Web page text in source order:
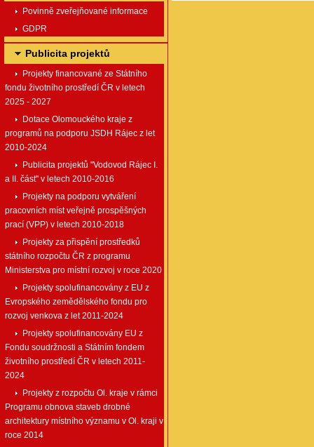
Povinně zveřejňované informace
GDPR
Publicita projektů
Projekty financované ze Státního
fondu životního prostředí ČR v letech
2025 - 2027
Dotace Olomouckého kraje z
programů na podporu JSDH Rájec z let
2010-2024
Publicita projektů "Vodovod Rájec I.
a II. část" v letech 2010-2016
Projekty na podporu vytváření
pracovních míst veřejně prospěšných
prací (VPP) v letech 2010-2018
Projekty za přispění prostředků
státního rozpočtu ČR z programu
Ministerstva pro místní rozvoj v roce 2020
Projekty spolufinancovány z EU z
Evropského zemědělského fondu pro
rozvoj venkova z let 2011-2024
Projekty spolufinancovány EU z
Fondu soudržnosti a Státním fondem
životního prostředí ČR v letech 2011-
2024
Projekty z rozpočtu Ol. kraje v rámci
Programu obnova staveb drobné
architektury místního významu v Ol. kraji v
roce 2014